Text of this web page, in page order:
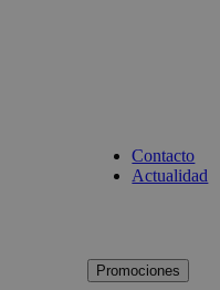
Contacto
Actualidad
Promociones